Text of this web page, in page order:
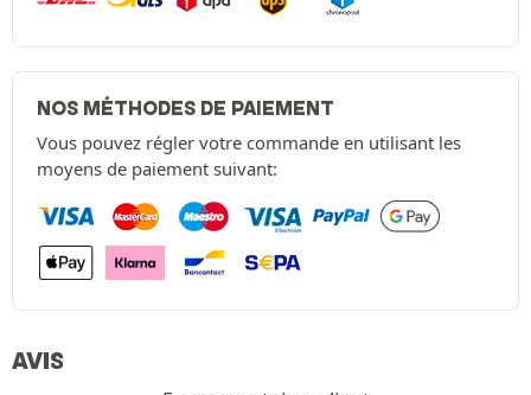
NOS MÉTHODES DE PAIEMENT
Vous pouvez régler votre commande en utilisant les
moyens de paiement suivant:
AVIS